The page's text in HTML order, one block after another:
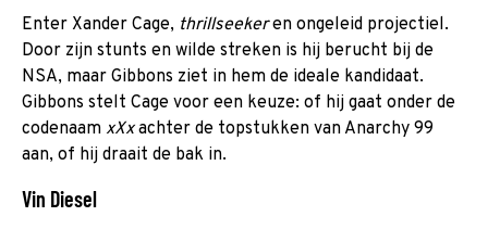
Enter Xander Cage, thrillseekeren ongeleid projectiel.
Door zijn stunts en wilde streken is hij berucht bij de
NSA, maar Gibbons ziet in hem de ideale kandidaat.
Gibbons stelt Cage voor een keuze: of hij gaat onder de
codenaam xXxachter de topstukken van Anarchy 99
aan, of hij draait de bak in.
Vin Diesel